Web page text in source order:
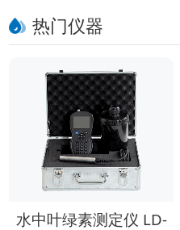
热门仪器
水中叶绿素测定仪 LD-